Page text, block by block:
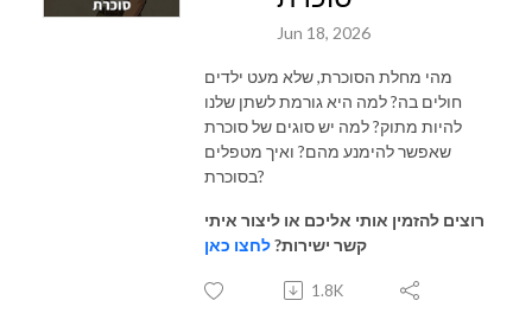
Jun 18, 2026
מהי מחלת הסוכרת, שלא מעט ילדים
חולים בה? למה היא גורמת לשתן שלנו
להיות מתוק? למה יש סוגים של סוכרת
שאפשר להימנע מהם? ואיך מטפלים
בסוכרת?
רוצים להזמין אותי אליכם או ליצור איתי
קשר ישירות?לחצו כאן
1.8K